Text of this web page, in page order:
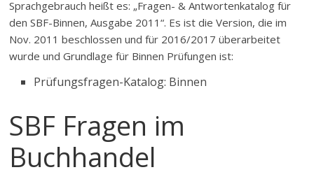
Sprachgebrauch heißt es: „Fragen- & Antwortenkatalog für
den SBF-Binnen, Ausgabe 2011“. Es ist die Version, die im
Nov. 2011 beschlossen und für 2016/2017 überarbeitet
wurde und Grundlage für Binnen Prüfungen ist:
Prüfungsfragen-Katalog: Binnen
SBF Fragen im
Buchhandel